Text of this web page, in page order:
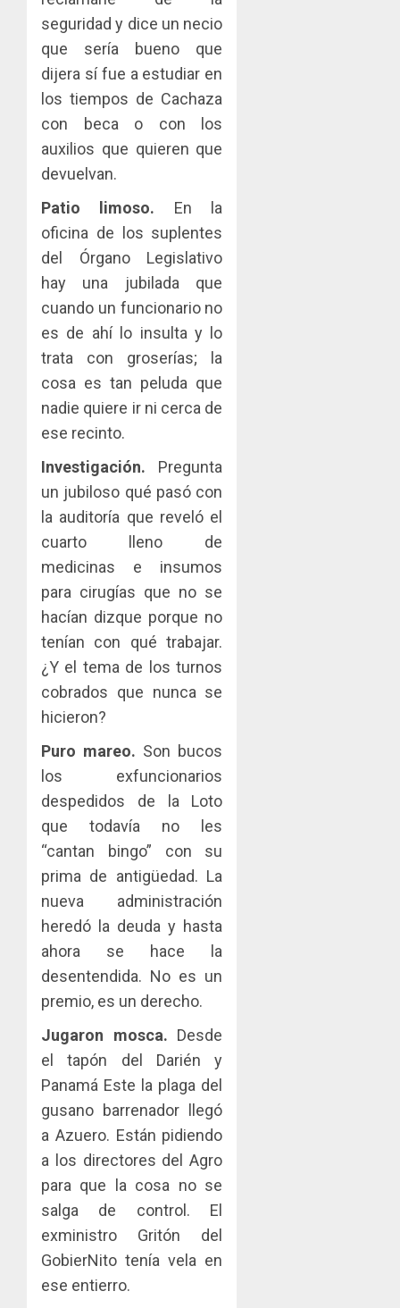
seguridad y dice un necio
que sería bueno que
dijera sí fue a estudiar en
los tiempos de Cachaza
con beca o con los
auxilios que quieren que
devuelvan.
Patio limoso. En la
oficina de los suplentes
del Órgano Legislativo
hay una jubilada que
cuando un funcionario no
es de ahí lo insulta y lo
trata con groserías; la
cosa es tan peluda que
nadie quiere ir ni cerca de
ese recinto.
Investigación. Pregunta
un jubiloso qué pasó con
la auditoría que reveló el
cuarto lleno de
medicinas e insumos
para cirugías que no se
hacían dizque porque no
tenían con qué trabajar.
¿Y el tema de los turnos
cobrados que nunca se
hicieron?
Puro mareo. Son bucos
los exfuncionarios
despedidos de la Loto
que todavía no les
“cantan bingo” con su
prima de antigüedad. La
nueva administración
heredó la deuda y hasta
ahora se hace la
desentendida. No es un
premio, es un derecho.
Jugaron mosca. Desde
el tapón del Darién y
Panamá Este la plaga del
gusano barrenador llegó
a Azuero. Están pidiendo
a los directores del Agro
para que la cosa no se
salga de control. El
exministro Gritón del
GobierNito tenía vela en
ese entierro.